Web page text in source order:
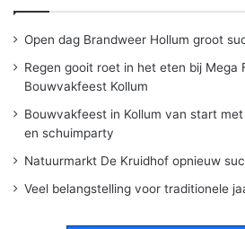
Open dag Brandweer Hollum groot
Regen gooit roet in het eten bij Mega
Bouwvakfeest Kollum
Bouwvakfeest in Kollum van start
en schuimparty
Natuurmarkt De Kruidhof opnieuw
Veel belangstelling voor traditionele